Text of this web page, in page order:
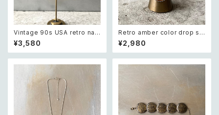
Vintage 90s USA retro nat
ural stone agate×green ja
sper swing design pierce
レトロ アメリカ ヴィンテージ ア
ザイン ピアス/イヤリング
¥3,580
Retro amber color drop st
one hand made ring レトロ
アクセサリー 琥珀色 ドロップ ス
トーン ハンドメイド リング 指輪
¥2,980